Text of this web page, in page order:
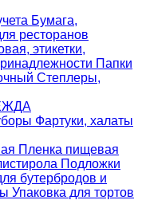
Бумага,
ресторанов
этикетки,
Папки
Степлеры,
Фартуки, халаты
Пленка пищевая
Подложки
бутербродов и
Упаковка для тортов